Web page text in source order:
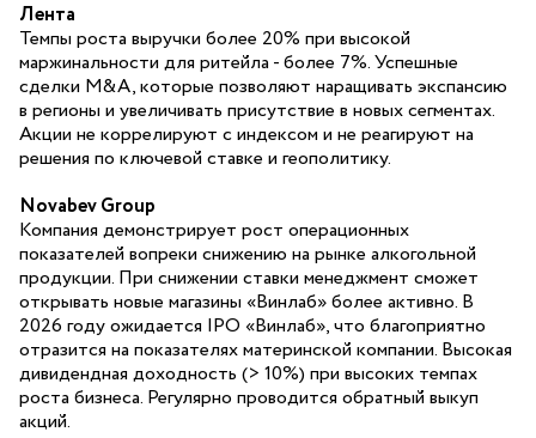
Лента
Темпы роста выручки более 20% при высокой
маржинальности для ритейла - более 7%. Успешные
сделки M&A, которые позволяют наращивать экспансию
в регионы и увеличивать присутствие в новых сегментах.
Акции не коррелируют с индексом и не реагируют на
решения по ключевой ставке и геополитику.
Novabev Group
Компания демонстрирует рост операционных
показателей вопреки снижению на рынке алкогольной
продукции. При снижении ставки менеджмент сможет
открывать новые магазины «Винлаб» более активно. В
2026 году ожидается ІРО «Винлаб», что благоприятно
отразится на показателях материнской компании. Высокая
дивидендная доходность (> 10%) при высоких темпах
роста бизнеса. Регулярно проводится обратный выкуп
акций.